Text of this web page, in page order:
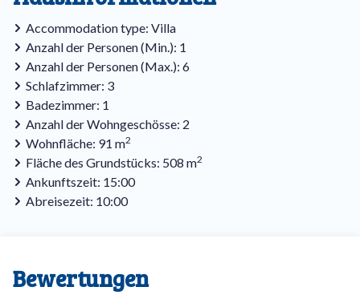
Accommodation type: Villa
Anzahl der Personen (Min.): 1
Anzahl der Personen (Max.): 6
Schlafzimmer: 3
Badezimmer: 1
Anzahl der Wohngeschösse: 2
Wohnfläche: 91 m2
Fläche des Grundstücks: 508 m2
Ankunftszeit: 15:00
Abreisezeit: 10:00
Bewertungen